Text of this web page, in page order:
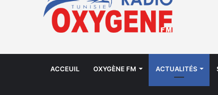
ACCEUIL OXYGÈNE FM ACTUALITÉS